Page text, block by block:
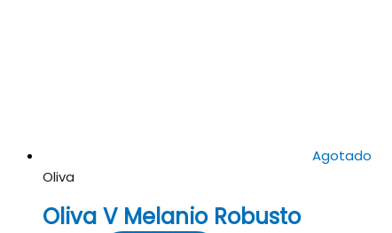
Agotado
Oliva
Oliva V Melanio Robusto